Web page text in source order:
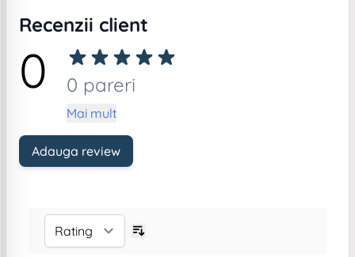
Recenzii client
0 0 pareri
Mai mult
Adauga review